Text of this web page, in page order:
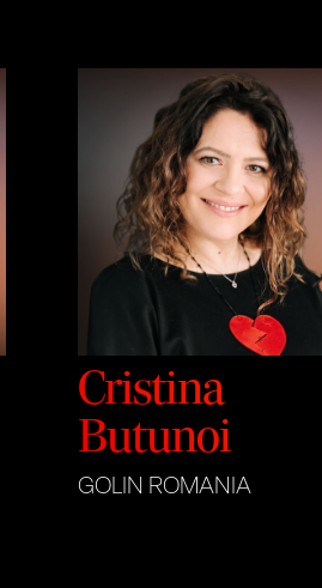
Cristina
Butunoi
GOLIN ROMANIA